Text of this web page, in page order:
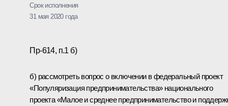
Срок исполнения
31 мая 2020 года
Пр-614, п.1 б)
б) рассмотреть вопрос о включении в федеральный проект
«Популяризация предпринимательства» национального
проекта «Малое и среднее предпринимательство и